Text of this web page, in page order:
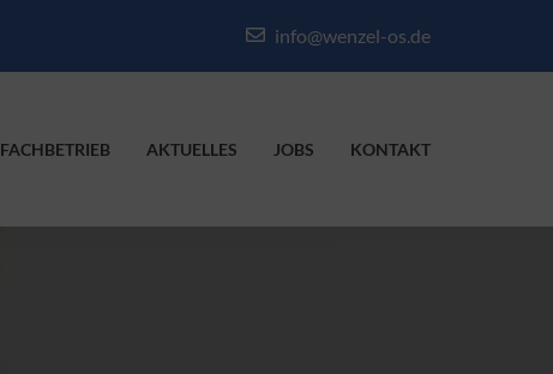
info@wenzel-os.de
FACHBETRIEB AKTUELLES JOBS KONTAKT